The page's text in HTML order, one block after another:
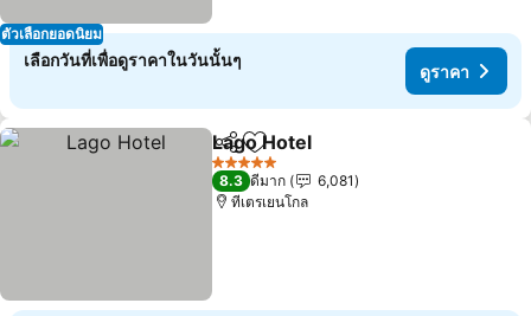
ตัวเลือกยอดนิยม
เลือกวันที่เพื่อดูราคาในวันนั้นๆ
ดูราคา
แชร์ เพิ่มในรายการโปรด
Lago Hotel
5 ดาว
8.3 ดีมาก
6,081
ทีเตรเยนโกล